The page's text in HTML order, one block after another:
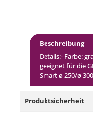
Beschreibung
Details:- Farbe:
geeignet für die
Smart ø 250/ø
Produktsicherheit